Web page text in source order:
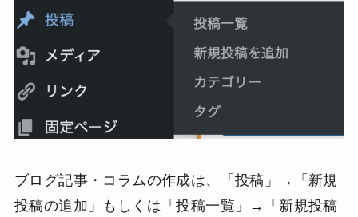
ブログ記事・コラムの作成は、「投稿」→「新規
投稿の追加」もしくは「投稿一覧」→「新規投稿